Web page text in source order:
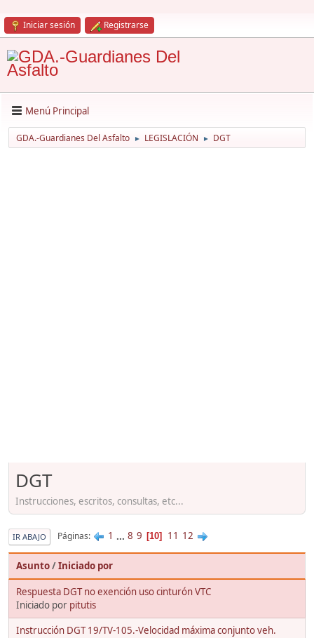
Iniciar sesión Registrarse
Menú Principal
GDA.-Guardianes Del Asfalto ► LEGISLACIÓN ► DGT
DGT
Instrucciones, escritos, consultas, etc...
IR ABAJO Páginas 1 ... 8 9 10 11 12
Asunto/Iniciado por
Respuesta DGT no exención uso cinturón VTC
Iniciado por pitutis
Instrucción DGT 19/TV-105.-Velocidad máxima conjunto veh.